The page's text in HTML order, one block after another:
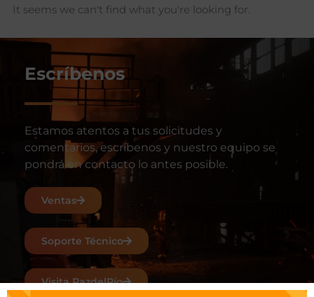
It seems we can't find what you're looking for.
Escríbenos
Estamos atentos a tus solicitudes y
comentarios, escríbenos y nuestro equipo se
pondrá en contacto lo antes posible.
Ventas
Soporte Técnico
Visita PazdelRío